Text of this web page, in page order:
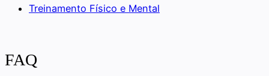
Treinamento Físico e Mental
FAQ